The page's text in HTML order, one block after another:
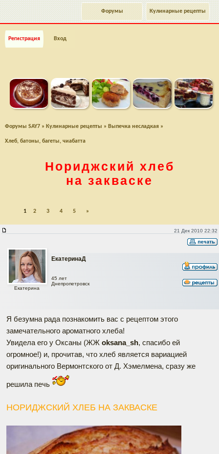
Кулинарные рецепты
Форумы
Регистрация Вход
Форумы SAY7 » Кулинарные рецепты » Выпечка несладкая »
Хлеб, батоны, багеты, чиабатта
Нориджский хлеб
на закваске
1 2 3 4 5 »
21 Дек 2010 22:32
ЕкатеринаД
Екатерина
45 лет
Днепропетровск
Я безумна рада познакомить вас с рецептом этого
замечательного ароматного хлеба!
Увидела его у Оксаны (ЖЖ oksana_sh, спасибо ей
огромное!) и, прочитав, что хлеб является вариацией
оригинального Вермонтского от Д. Хэмелмена, сразу же
решила печь
НОРИДЖСКИЙ ХЛЕБ НА ЗАКВАСКЕ